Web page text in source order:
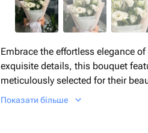
Embrace the effortless elegance
exquisite details, this bouquet
meticulously selected for their
of delicate organza ribbons, it
Показати більше